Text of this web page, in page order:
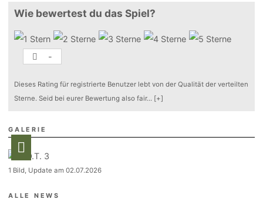
Wie bewertest du das Spiel?
-
Dieses Rating für registrierte Benutzer lebt von der Qualität der verteilten
Sterne. Seid bei eurer Bewertung also fair... [+]
GALERIE
1 Bild, Update am 02.07.2026
ALLE NEWS